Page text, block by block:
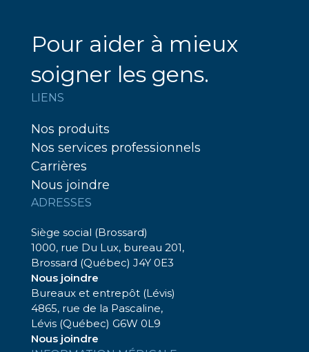
Pour aider à mieux
soigner les gens.
LIENS
Nos produits
Nos services professionnels
Carrières
Nous joindre
ADRESSES
Siège social (Brossard)
1000, rue Du Lux, bureau 201,
Brossard (Québec) J4Y 0E3
Nous joindre
Bureaux et entrepôt (Lévis)
4865, rue de la Pascaline,
Lévis (Québec) G6W 0L9
Nous joindre